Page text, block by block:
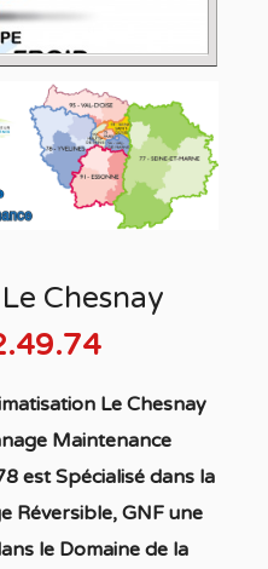
Chesnay
Le Chesnay
Maintenance
est Spécialisédans la
Réversible, GNF une
le Domaine de la